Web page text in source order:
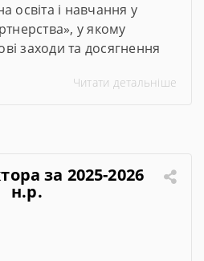
освіта і навчання у
у якому
заходи та досягнення
Читати детальніше
за 2025-2026
н.р.